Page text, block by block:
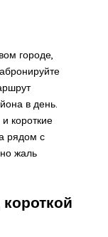
городе,
в день.
короткие
рядом с
жаль